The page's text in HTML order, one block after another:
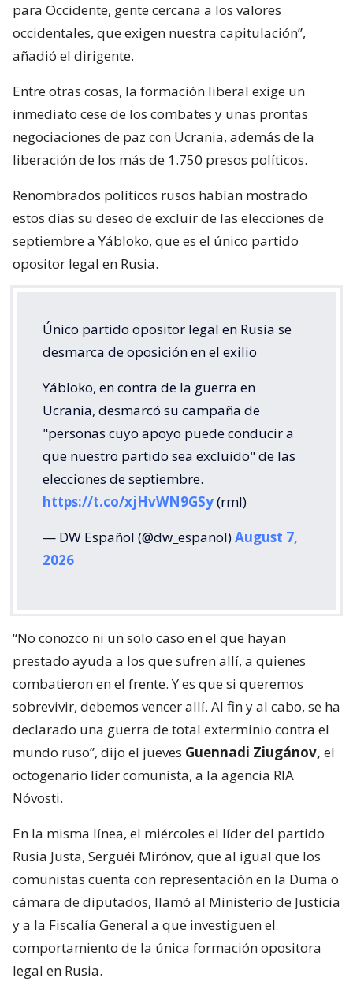
para Occidente, gente cercana a los valores
occidentales, que exigen nuestra capitulación”,
añadió el dirigente.
Entre otras cosas, la formación liberal exige un
inmediato cese de los combates y unas prontas
negociaciones de paz con Ucrania, además de la
liberación de los más de 1.750 presos políticos.
Renombrados políticos rusos habían mostrado
estos días su deseo de excluir de las elecciones de
septiembre a Yábloko, que es el único partido
opositor legal en Rusia.
Único partido opositor legal en Rusia se
desmarca de oposición en el exilio
Yábloko, en contra de la guerra en
Ucrania, desmarcó su campaña de
"personas cuyo apoyo puede conducir a
que nuestro partido sea excluido" de las
elecciones de septiembre.
https://t.co/xjHvWN9GSy(rml)
— DW Español (@dw_espanol)August 7,
2026
“No conozco ni un solo caso en el que hayan
prestado ayuda a los que sufren allí, a quienes
combatieron en el frente. Y es que si queremos
sobrevivir, debemos vencer allí. Al fin y al cabo, se ha
declarado una guerra de total exterminio contra el
mundo ruso”, dijo el jueves Guennadi Ziugánov, el
octogenario líder comunista, a la agencia RIA
Nóvosti.
En la misma línea, el miércoles el líder del partido
Rusia Justa, Serguéi Mirónov, que al igual que los
comunistas cuenta con representación en la Duma o
cámara de diputados, llamó al Ministerio de Justicia
y a la Fiscalía General a que investiguen el
comportamiento de la única formación opositora
legal en Rusia.